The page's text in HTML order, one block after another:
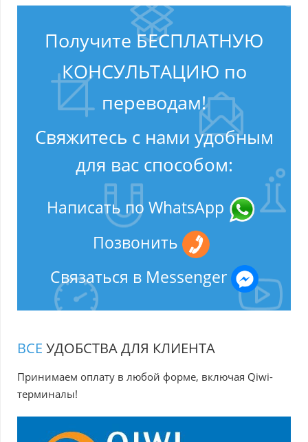
Получите БЕСПЛАТНУЮ
КОНСУЛЬТАЦИЮ по
переводам!
Свяжитесь с нами удобным
для вас способом:
Написать по WhatsApp
Позвонить
Связаться в Messenger
ВСЕ УДОБСТВА ДЛЯ КЛИЕНТА
Принимаем оплату в любой форме, включая Qiwi-
терминалы!